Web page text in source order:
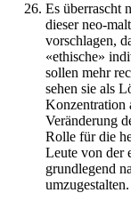
Es überrascht
dieser neo-
vorschlagen,
«ethische»
sollen mehr
sehen sie als
Konzentration
Veränderung
Rolle für die
Leute von der
grundlegend
umzugestalten.